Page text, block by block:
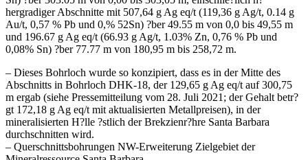
hergradiger Abschnitte mit 507,64 g Ag eq/t (119,36 g Ag/t, 0.14 g
Au/t, 0,57 % Pb und 0,% 52Sn) ?ber 49.55 m von 0,0 bis 49,55 m
und 196.67 g Ag eq/t (66.93 g Ag/t, 1.03% Zn, 0,76 % Pb und
0,08% Sn) ?ber 77.77 m von 180,95 m bis 258,72 m.
– Dieses Bohrloch wurde so konzipiert, dass es in der Mitte des
Abschnitts in Bohrloch DHK-18, der 129,65 g Ag eq/t auf 300,75
m ergab (siehe Pressemitteilung vom 28. Juli 2021; der Gehalt betr?
gt 172,18 g Ag eq/t mit aktualisierten Metallpreisen), in der
mineralisierten H?lle ?stlich der Brekzienr?hre Santa Barbara
durchschnitten wird.
– Querschnittsbohrungen NW-Erweiterung Zielgebiet der